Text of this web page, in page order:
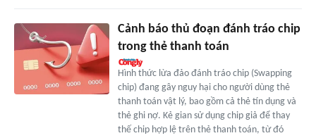
Cảnh báo thủ đoạn đánh tráo chip
trong thẻ thanh toán
Hình thức lừa đảo đánh tráo chip (Swapping
chip) đang gây nguy hại cho người dùng thẻ
thanh toán vật lý, bao gồm cả thẻ tín dụng và
thẻ ghi nợ. Kẻ gian sử dụng chip giả để thay
thế chip hợp lệ trên thẻ thanh toán, từ đó